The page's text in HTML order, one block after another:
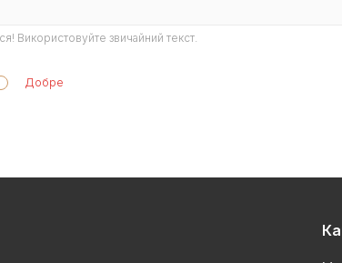
Використовуйте звичайний текст.
Добре